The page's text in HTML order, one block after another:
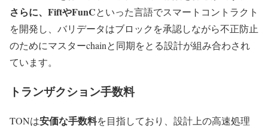
さらに、FiftやFunCといった言語でスマートコントラクト
を開発し、バリデータはブロックを承認しながら不正防止
のためにマスターchainと同期をとる設計が組み合わされ
ています。
トランザクション手数料
TONは安価な手数料を目指しており、設計上の高速処理